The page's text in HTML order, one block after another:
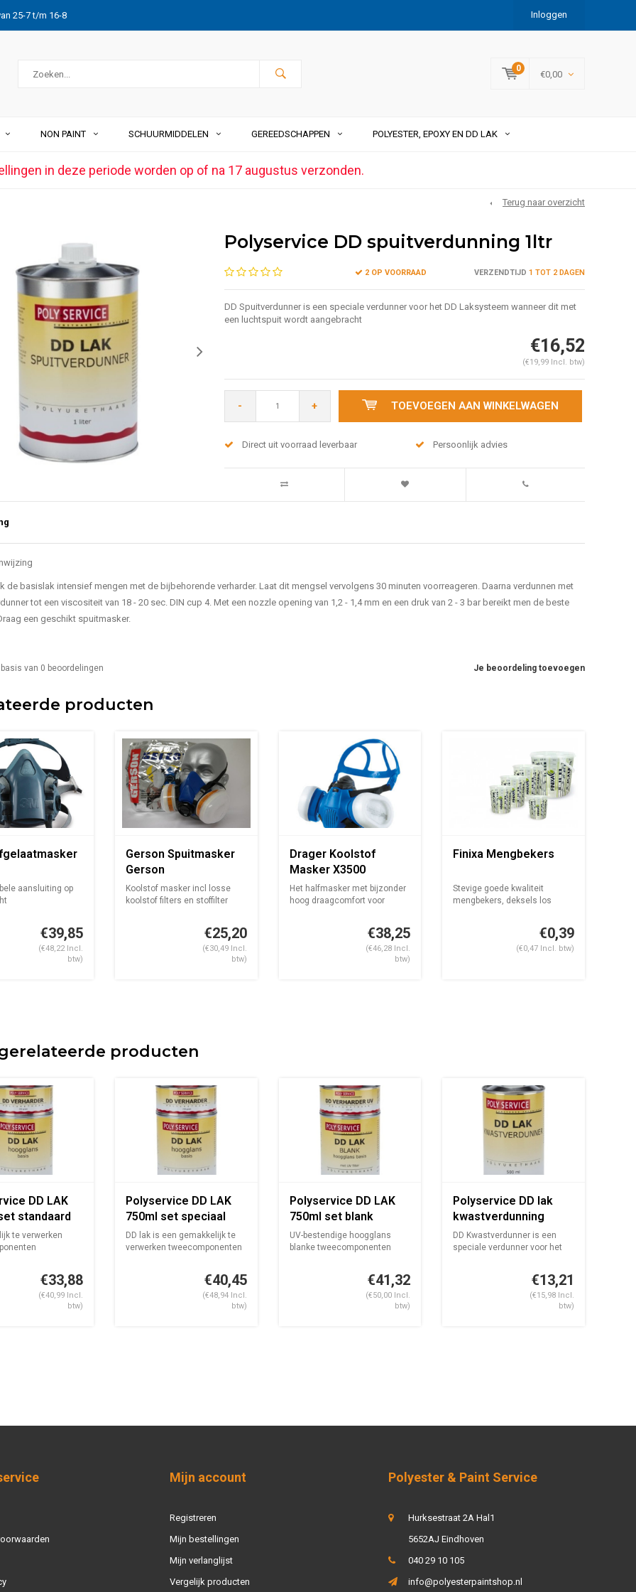
25-7 t/m 16-8 Inloggen
0
€0,00
NON PAINT SCHUURMIDDELEN GEREEDSCHAPPEN POLYESTER, EPOXY EN DD LAK
in deze periode worden op of na 17 augustus verzonden.
Terug naar overzicht
Polyservice DD spuitverdunning 1ltr
2 OP VOORRAAD VERZENDTIJD 1 TOT 2 DAGEN
DD Spuitverdunner is een speciale verdunner voor het DD Laksysteem wanneer dit met
een luchtspuit wordt aangebracht
€16,52
(€19,99 Incl. btw)
- + TOEVOEGEN AAN WINKELWAGEN
Direct uit voorraad leverbaar Persoonlijk advies
de basislak intensief mengen met de bijbehorende verharder. Laat dit mengsel vervolgens 30 minuten voorreageren. Daarna verdunnen met
tot een viscositeit van 18 - 20 sec. DIN cup 4. Met een nozzle opening van 1,2 - 1,4 mm en een druk van 2 - 3 bar bereikt men de beste
een geschikt spuitmasker.
Je beoordeling toevoegen
van 0 beoordelingen
producten
aansluiting op
€39,85
(€48,22 Incl.
btw)
Gerson Spuitmasker
Gerson
Koolstof masker incl losse
koolstof filters en stoffilter
€25,20
(€30,49 Incl.
btw)
Drager Koolstof
Masker X3500
halfgelaat zonder
filters
Het halfmasker met bijzonder
hoog draagcomfort voor
€38,25
(€46,28 Incl.
btw)
Finixa Mengbekers
Stevige goede kwaliteit
mengbekers, deksels los
€0,39
(€0,47 Incl. btw)
producten
DD LAK
standaard
te verwerken
€33,88
(€40,99 Incl.
btw)
Polyservice DD LAK
750ml set speciaal
kleur
DD lak is een gemakkelijk te
verwerken tweecomponenten
€40,45
(€48,94 Incl.
btw)
Polyservice DD LAK
750ml set blank
hoogglans
UV-bestendige hoogglans
blanke tweecomponenten
€41,32
(€50,00 Incl.
btw)
Polyservice DD lak
kwastverdunning
500ML
DD Kwastverdunner is een
speciale verdunner voor het
€13,21
(€15,98 Incl.
btw)
Mijn account
Registreren
Mijn bestellingen
Mijn verlanglijst
Vergelijk producten
Polyester & Paint Service
Hurksestraat 2A Hal1
5652AJ Eindhoven
040 29 10 105
info@polyesterpaintshop.nl